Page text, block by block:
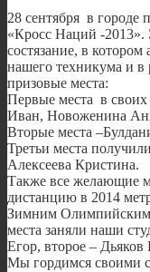
28 сентября в городе
«Кросс Наций -2013».
состязание, в
нашего техникума и в
призовые места:
Первые места в своих
Иван, Новоженина
Вторые места
Третьи места
Алексеева Кристина.
Также все желающие
дистанцию в 2014
Зимним Олимпийским
места заняли наши
Егор, второе –
Мы гордимся своими